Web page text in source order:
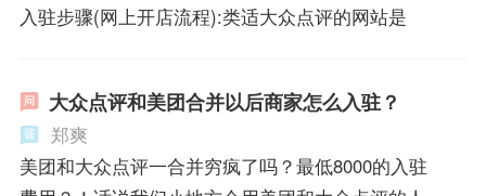
入驻步骤(网上开店流程):类适大众点评的网站是
大众点评和美团合并以后商家怎么入驻？
郑爽
美团和大众点评一合并穷疯了吗？最低8000的入驻